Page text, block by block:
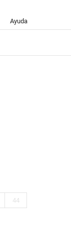
Ayuda
44